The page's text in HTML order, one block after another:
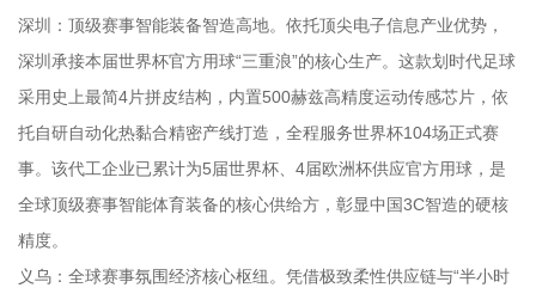
深圳：顶级赛事智能装备智造高地。依托顶尖电子信息产业优势，
深圳承接本届世界杯官方用球“三重浪”的核心生产。这款划时代足球
采用史上最简4片拼皮结构，内置500赫兹高精度运动传感芯片，依
托自研自动化热黏合精密产线打造，全程服务世界杯104场正式赛
事。该代工企业已累计为5届世界杯、4届欧洲杯供应官方用球，是
全球顶级赛事智能体育装备的核心供给方，彰显中国3C智造的硬核
精度。
义乌：全球赛事氛围经济核心枢纽。凭借极致柔性供应链与“半小时